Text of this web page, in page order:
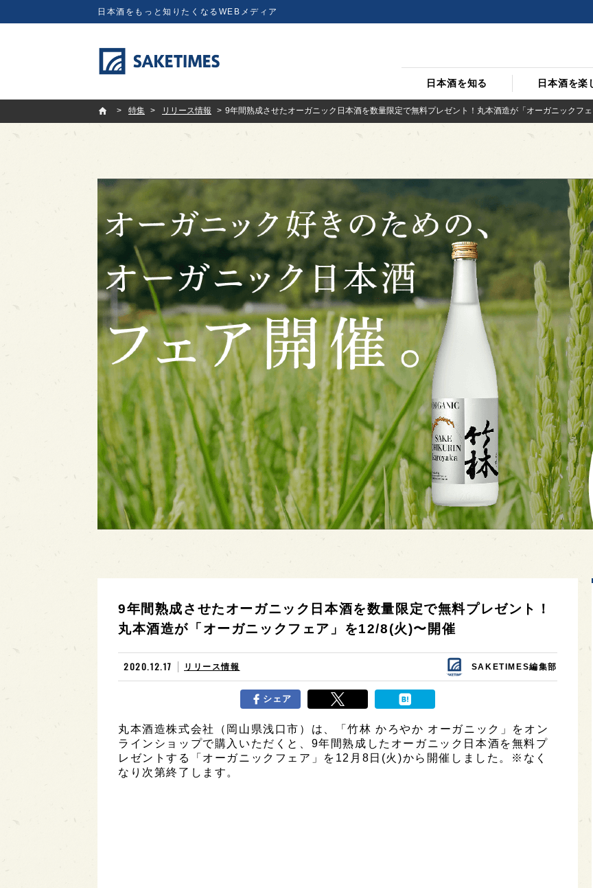
日本酒をもっと知りたくなるWEBメディア
日本酒を知る 日本酒を楽
SAKETIMES
特集
リリース情報 9年間熟成させたオーガニック日本酒を数量限定で無料プレゼント！丸本酒造が「オーガニックフ
9年間熟成させたオーガニック日本酒を数量限定で無料プレゼント！
丸本酒造が「オーガニックフェア」を12/8(火)〜開催
2020.12.17 リリース情報 SAKETIMES編集部
シェア
丸本酒造株式会社（岡山県浅口市）は、「竹林 かろやか オーガニック」をオン
ラインショップで購入いただくと、9年間熟成したオーガニック日本酒を無料プ
レゼントする「オーガニックフェア」を12月8日(火)から開催しました。※なく
なり次第終了します。